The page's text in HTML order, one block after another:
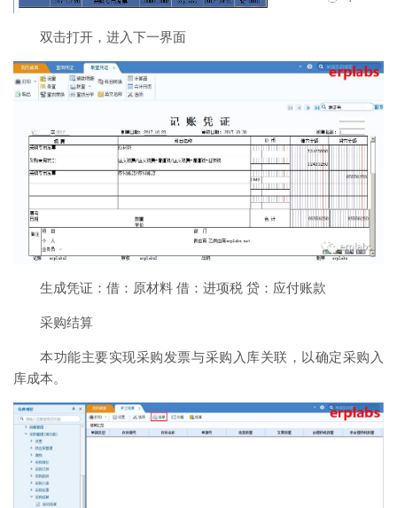
双击打开，进入下一界面
生成凭证：借：原材料 借：进项税 贷：应付账款
采购结算
本功能主要实现采购发票与采购入库关联，以确定采购入
库成本。